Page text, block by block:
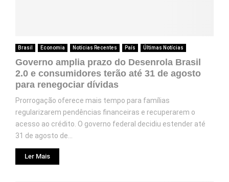
Brasil Economia Notícias Recentes País Últimas Notícias
Governo amplia prazo do Desenrola Brasil
2.0 e consumidores terão até 31 de agosto
para renegociar dívidas
Prorrogação oferece mais tempo para famílias
regularizarem pendências financeiras e recuperarem o
acesso ao crédito. O governo federal decidiu estender até
31 de agosto de...
Ler Mais